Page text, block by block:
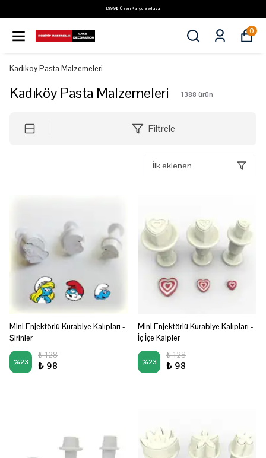
1.999₺ Üzeri Kargo Bedava
0
Kadıköy Pasta Malzemeleri
Kadıköy Pasta Malzemeleri 1388 ürün
Filtrele
İlk eklenen
Mini Enjektörlü Kurabiye Kalıpları -
Şirinler
%23
₺ 128
₺ 98
Mini Enjektörlü Kurabiye Kalıpları -
İç İçe Kalpler
%23
₺ 128
₺ 98